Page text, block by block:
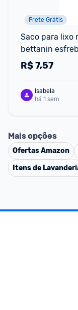
Frete Grátis
Saco para lixo
bettanin
R$7,57
Isabela
há 1 sem
Mais opções
OfertasAmazon
Itens de